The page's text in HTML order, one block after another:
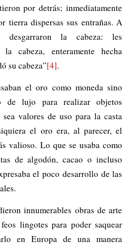
por detrás; inmediatamente
tierra dispersas sus entrañas. A
desgarraron la cabeza: les
la cabeza, enteramente hecha
su cabeza”[4].
el oro como moneda sino
de lujo para realizar objetos
sea valores de uso para la casta
el oro era, al parecer, el
valioso. Lo que se usaba como
de algodón, cacao o incluso
el poco desarrollo de las
innumerables obras de arte
lingotes para poder saquear
en Europa de una manera